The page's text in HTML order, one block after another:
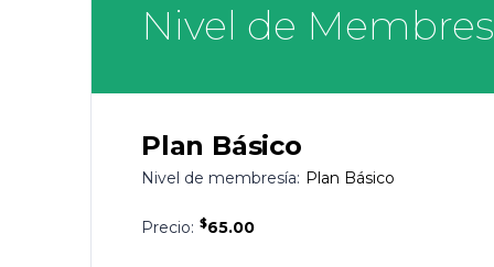
Nivel de
Plan Básico
Nivel de membresía: Plan Básico
Precio: $65.00